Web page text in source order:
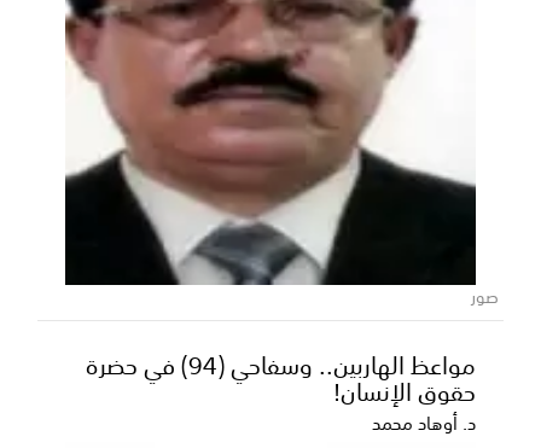
كم دفع مستر بيست للحكومة المصرية
للتصوير داخل الأهرامات؟
كشف عالم الآثار المصري زاهي حواس عن المبلغ الذي تم
دفعه لتصوير فيلم اليوتيوبر الأمريكي الشهير مستر ب...صور
مواعظ الهاربين.. وسفاحي (94) في حضرة
حقوق الإنسان!
د. أوهاد محمد